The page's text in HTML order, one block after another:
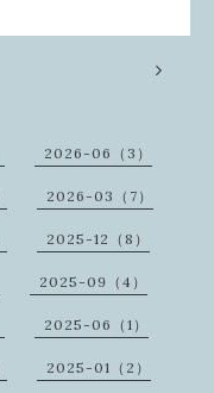
2026-06（3）
2026-03（7）
2025-12（8）
2025-09（4）
2025-06（1）
2025-01（2）